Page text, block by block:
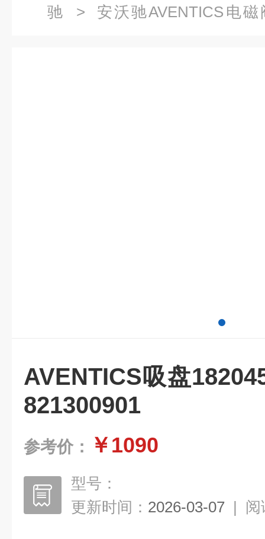
驰 > 安沃驰AVENTICS电磁
AVENTICS吸盘
821300901
参考价： ￥1090
型号：
更新时间： 2026-03-07 | 阅